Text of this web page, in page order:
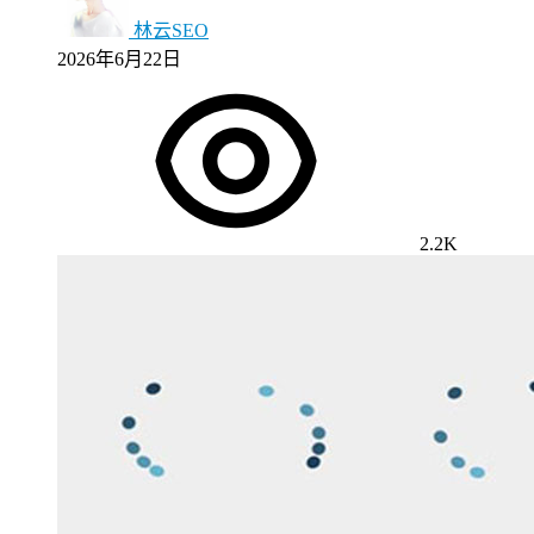
林云SEO
2026年6月22日
2.2K